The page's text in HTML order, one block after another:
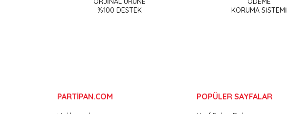
Ürün resmi kalitesiz, bozuk veya görüntülenemiyor.
%100 DESTEK
KORUMA SİSTEMİ
PARTİPAN.COM POPÜLER SAYFALAR